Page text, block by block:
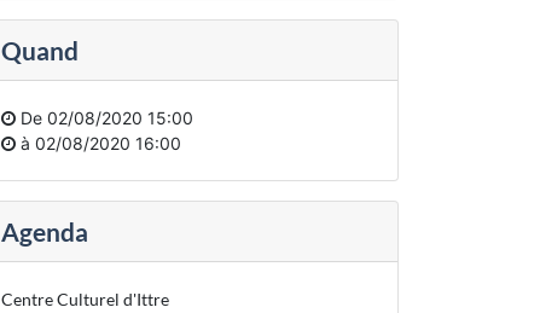
Quand
De 02/08/2020 15:00
à 02/08/2020 16:00
Agenda
Centre Culturel d'Ittre